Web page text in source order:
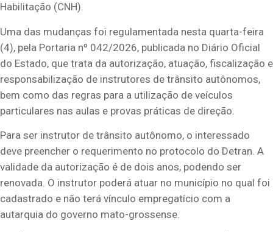
Habilitação (CNH).
Uma das mudanças foi regulamentada nesta quarta-feira
(4), pela Portaria nº 042/2026, publicada no Diário Oficial
do Estado, que trata da autorização, atuação, fiscalização e
responsabilização de instrutores de trânsito autônomos,
bem como das regras para a utilização de veículos
particulares nas aulas e provas práticas de direção.
Para ser instrutor de trânsito autônomo, o interessado
deve preencher o requerimento no protocolo do Detran. A
validade da autorização é de dois anos, podendo ser
renovada. O instrutor poderá atuar no município no qual foi
cadastrado e não terá vínculo empregatício com a
autarquia do governo mato-grossense.